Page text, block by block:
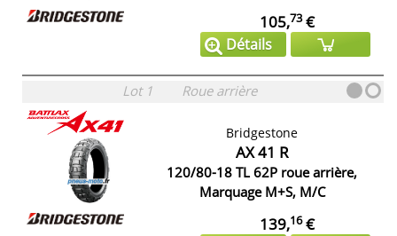
105,73€
Détails
Lot 1 Roue arrière
Bridgestone
AX 41 R
120/80-18 TL 62P roue arrière,
Marquage M+S, M/C
139,16€